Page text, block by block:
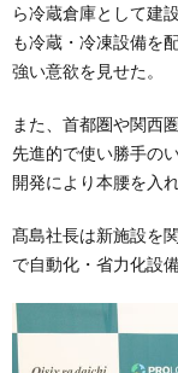
ら冷蔵倉庫として建
も冷蔵・冷凍設備を
強い意欲を見せた。
また、首都圏や関西
先進的で使い勝手の
開発により本腰を入
髙島社長は新施設を
で自動化・省力化設